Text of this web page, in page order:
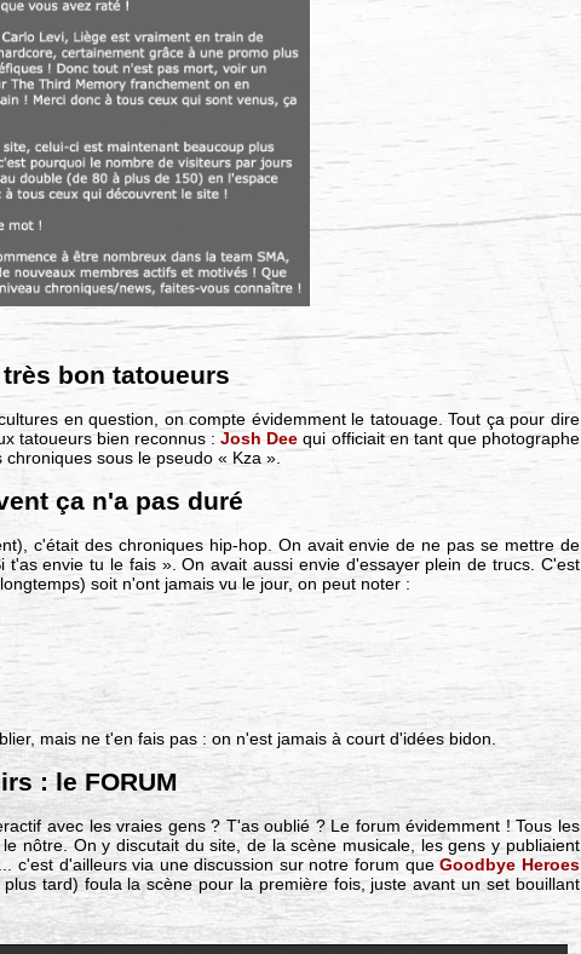
bon tatoueurs
en question, on compte évidemment le tatouage. Tout ça pour dire
tatoueurs bien reconnus :Josh Dee qui officiait en tant que photographe
sous le pseudo « Kza ».
ça n'a pas duré
c'était des chroniques hip-hop. On avait envie de ne pas se mettre de
envie tu le fais ». On avait aussi envie d'essayer plein de trucs. C'est
soit n'ont jamais vu le jour, on peut noter :
mais ne t'en fais pas : on n'est jamais à court d'idées bidon.
: le FORUM
avec les vraies gens ? T'as oublié ? Le forum évidemment ! Tous les
nôtre. On y discutait du site, de la scène musicale, les gens y publiaient
c'est d'ailleurs via une discussion sur notre forum queGoodbye Heroes
tard) foula la scène pour la première fois, juste avant un set bouillant